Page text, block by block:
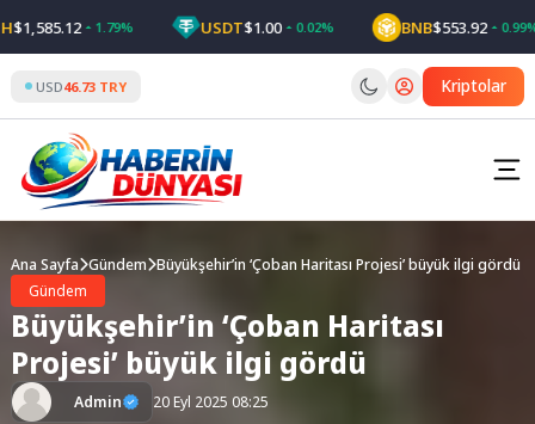
to
content
1.79% USDT$1.00 0.02% BNB$553.92 0.99%
USD46.73 TRY Kriptolar
Ana Sayfa Gündem Büyükşehir’in ‘Çoban Haritası Projesi’ büyük ilgi gördü
Gündem
Büyükşehir’in ‘Çoban Haritası
Projesi’ büyük ilgi gördü
Admin
20 Eyl 2025 08:25